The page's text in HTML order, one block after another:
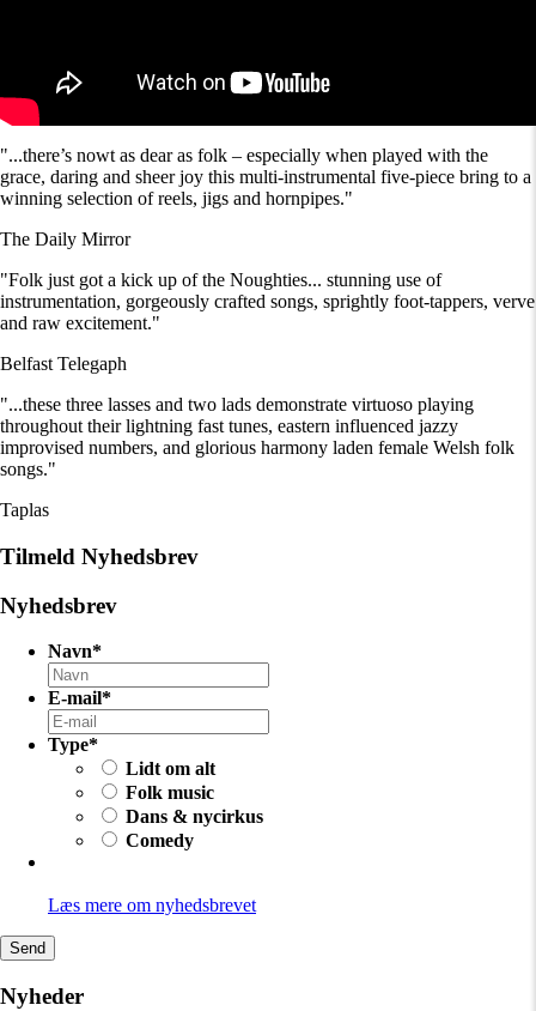
"...there’s nowt as dear as folk – especially when played with the
grace, daring and sheer joy this multi-instrumental five-piece bring to a
winning selection of reels, jigs and hornpipes."
The Daily Mirror
"Folk just got a kick up of the Noughties... stunning use of
instrumentation, gorgeously crafted songs, sprightly foot-tappers, verve
and raw excitement."
Belfast Telegaph
"...these three lasses and two lads demonstrate virtuoso playing
throughout their lightning fast tunes, eastern influenced jazzy
improvised numbers, and glorious harmony laden female Welsh folk
songs."
Taplas
Tilmeld Nyhedsbrev
Nyhedsbrev
Navn*
E-mail*
Type*
Lidt om alt
Folk music
Dans & nycirkus
Comedy
Læs mere om nyhedsbrevet
Nyheder